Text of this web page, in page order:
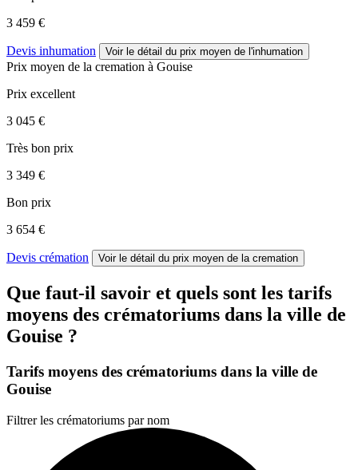
3 459 €
Devis inhumation Voir le détail du prix moyen de l'inhumation
Prix moyen de la cremation à Gouise
Prix excellent
3 045 €
Très bon prix
3 349 €
Bon prix
3 654 €
Devis crémation Voir le détail du prix moyen de la cremation
Que faut-il savoir et quels sont les tarifs
moyens des crématoriums dans la ville de
Gouise ?
Tarifs moyens des crématoriums dans la ville de
Gouise
Filtrer les crématoriums par nom